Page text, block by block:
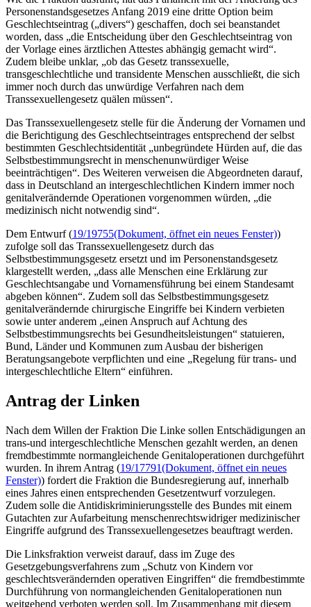
Personenstandsgesetzes Anfang 2019 eine dritte Option beim
Geschlechtseintrag („divers“) geschaffen, doch sei beanstandet
worden, dass „die Entscheidung über den Geschlechtseintrag von
der Vorlage eines ärztlichen Attestes abhängig gemacht wird“.
Zudem bleibe unklar, „ob das Gesetz transsexuelle,
transgeschlechtliche und transidente Menschen ausschließt, die sich
immer noch durch das unwürdige Verfahren nach dem
Transsexuellengesetz quälen müssen“.
Das Transsexuellengesetz stelle für die Änderung der Vornamen und
die Berichtigung des Geschlechtseintrages entsprechend der selbst
bestimmten Geschlechtsidentität „unbegründete Hürden auf, die das
Selbstbestimmungsrecht in menschenunwürdiger Weise
beeinträchtigen“. Des Weiteren verweisen die Abgeordneten darauf,
dass in Deutschland an intergeschlechtlichen Kindern immer noch
genitalverändernde Operationen vorgenommen würden, „die
medizinisch nicht notwendig sind“.
Dem Entwurf (19/19755(Dokument, öffnet ein neues Fenster))
zufolge soll das Transsexuellengesetz durch das
Selbstbestimmungsgesetz ersetzt und im Personenstandsgesetz
klargestellt werden, „dass alle Menschen eine Erklärung zur
Geschlechtsangabe und Vornamensführung bei einem Standesamt
abgeben können“. Zudem soll das Selbstbestimmungsgesetz
genitalverändernde chirurgische Eingriffe bei Kindern verbieten
sowie unter anderem „einen Anspruch auf Achtung des
Selbstbestimmungsrechts bei Gesundheitsleistungen“ statuieren,
Bund, Länder und Kommunen zum Ausbau der bisherigen
Beratungsangebote verpflichten und eine „Regelung für trans- und
intergeschlechtliche Eltern“ einführen.
Antrag der Linken
Nach dem Willen der Fraktion Die Linke sollen Entschädigungen an
trans-und intergeschlechtliche Menschen gezahlt werden, an denen
fremdbestimmte normangleichende Genitaloperationen durchgeführt
wurden. In ihrem Antrag (19/17791(Dokument, öffnet ein neues
Fenster)) fordert die Fraktion die Bundesregierung auf, innerhalb
eines Jahres einen entsprechenden Gesetzentwurf vorzulegen.
Zudem solle die Antidiskriminierungsstelle des Bundes mit einem
Gutachten zur Aufarbeitung menschenrechtswidriger medizinischer
Eingriffe aufgrund des Transsexuellengesetzes beauftragt werden.
Die Linksfraktion verweist darauf, dass im Zuge des
Gesetzgebungsverfahrens zum „Schutz von Kindern vor
geschlechtsverändernden operativen Eingriffen“ die fremdbestimmte
Durchführung von normangleichenden Genitaloperationen nun
weitgehend verboten werden soll. Im Zusammenhang mit diesem